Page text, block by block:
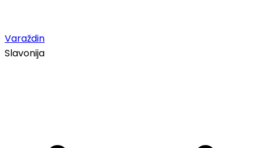
Varaždin
Slavonija